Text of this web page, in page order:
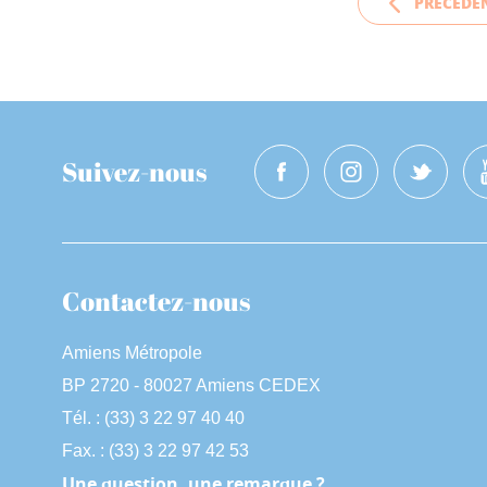
Suivez-nous
Contactez-nous
Amiens Métropole
BP 2720 - 80027 Amiens CEDEX
Tél. : (33) 3 22 97 40 40
Fax. : (33) 3 22 97 42 53